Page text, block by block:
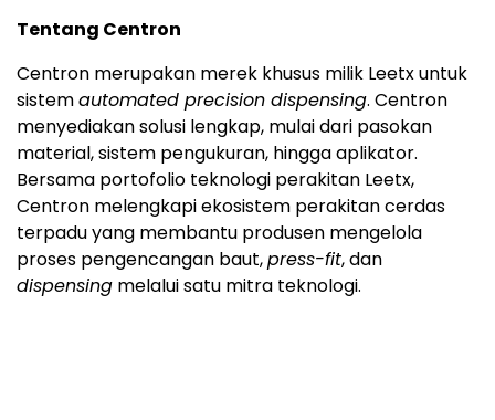
Tentang Centron
Centron merupakan merek khusus milik Leetx untuk
sistemautomated precision dispensing. Centron
menyediakan solusi lengkap, mulai dari pasokan
material, sistem pengukuran, hingga aplikator.
Bersama portofolio teknologi perakitan Leetx,
Centron melengkapi ekosistem perakitan cerdas
terpadu yang membantu produsen mengelola
proses pengencangan baut,press-fit, dan
dispensing melalui satu mitra teknologi.